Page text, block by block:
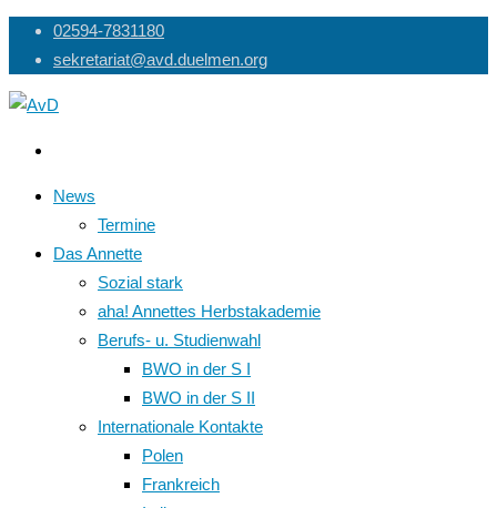
Skip
content
02594-7831180
sekretariat@avd.duelmen.org
News
Termine
Das Annette
Sozial stark
aha! Annettes Herbstakademie
Berufs- u. Studienwahl
BWO in der S I
BWO in der S II
Internationale Kontakte
Polen
Frankreich